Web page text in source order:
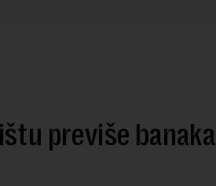
previše banaka